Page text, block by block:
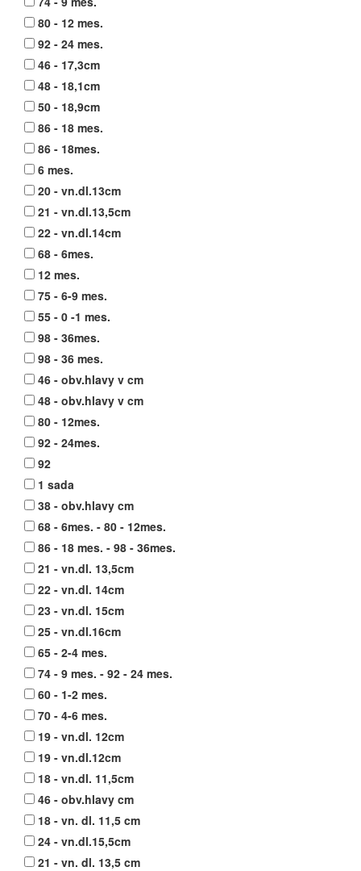
80 - 12 mes.
92 - 24 mes.
46 - 17,3cm
48 - 18,1cm
50 - 18,9cm
86 - 18 mes.
86 - 18mes.
6 mes.
20 - vn.dl.13cm
21 - vn.dl.13,5cm
22 - vn.dl.14cm
68 - 6mes.
12 mes.
75 - 6-9 mes.
55 - 0 -1 mes.
98 - 36mes.
98 - 36 mes.
46 - obv.hlavy v cm
48 - obv.hlavy v cm
80 - 12mes.
92 - 24mes.
92
1 sada
38 - obv.hlavy cm
68 - 6mes. - 80 - 12mes.
86 - 18 mes. - 98 - 36mes.
21 - vn.dl. 13,5cm
22 - vn.dl. 14cm
23 - vn.dl. 15cm
25 - vn.dl.16cm
65 - 2-4 mes.
74 - 9 mes. - 92 - 24 mes.
60 - 1-2 mes.
70 - 4-6 mes.
19 - vn.dl. 12cm
19 - vn.dl.12cm
18 - vn.dl. 11,5cm
46 - obv.hlavy cm
18 - vn. dl. 11,5 cm
24 - vn.dl.15,5cm
21 - vn. dl. 13,5 cm